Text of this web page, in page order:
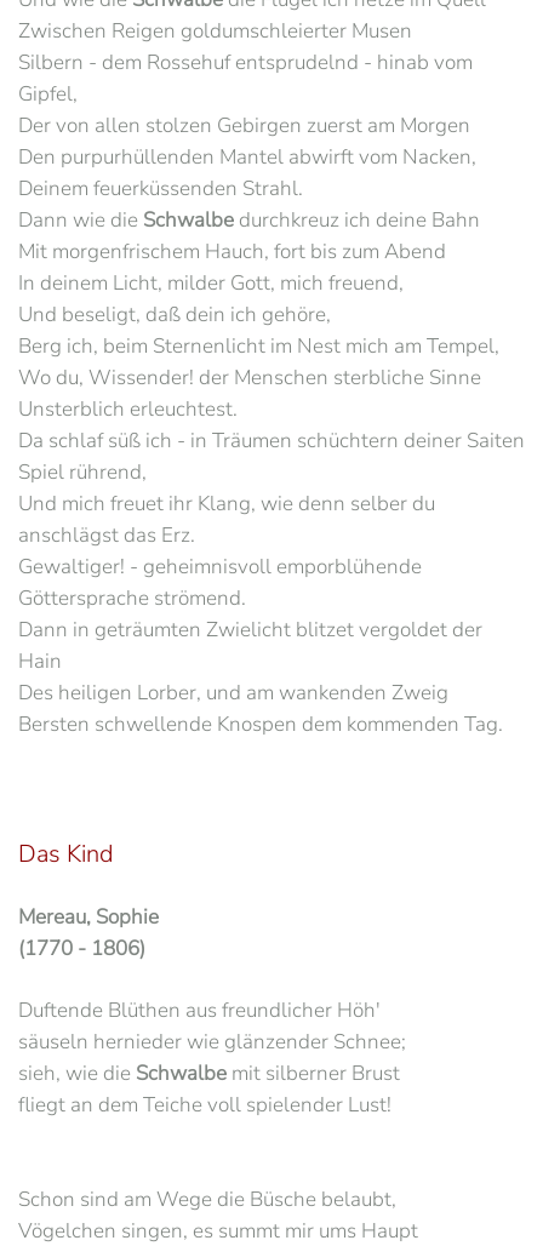
Zwischen Reigen goldumschleierter Musen
Silbern - dem Rossehuf entsprudelnd - hinab vom
Gipfel,
Der von allen stolzen Gebirgen zuerst am Morgen
Den purpurhüllenden Mantel abwirft vom Nacken,
Deinem feuerküssenden Strahl.
Dann wie die Schwalbe durchkreuz ich deine Bahn
Mit morgenfrischem Hauch, fort bis zum Abend
In deinem Licht, milder Gott, mich freuend,
Und beseligt, daß dein ich gehöre,
Berg ich, beim Sternenlicht im Nest mich am Tempel,
Wo du, Wissender! der Menschen sterbliche Sinne
Unsterblich erleuchtest.
Da schlaf süß ich - in Träumen schüchtern deiner Saiten
Spiel rührend,
Und mich freuet ihr Klang, wie denn selber du
anschlägst das Erz.
Gewaltiger! - geheimnisvoll emporblühende
Göttersprache strömend.
Dann in geträumten Zwielicht blitzet vergoldet der
Hain
Des heiligen Lorber, und am wankenden Zweig
Bersten schwellende Knospen dem kommenden Tag.
Das Kind
Mereau, Sophie
(1770 - 1806)
Duftende Blüthen aus freundlicher Höh'
säuseln hernieder wie glänzender Schnee;
sieh, wie die Schwalbe mit silberner Brust
fliegt an dem Teiche voll spielender Lust!
Schon sind am Wege die Büsche belaubt,
Vögelchen singen, es summt mir ums Haupt